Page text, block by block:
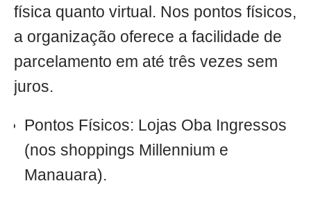
física quanto virtual. Nos pontos físicos,
a organização oferece a facilidade de
parcelamento em até três vezes sem
juros.
Pontos Físicos: Lojas Oba Ingressos
(nos shoppings Millennium e
Manauara).